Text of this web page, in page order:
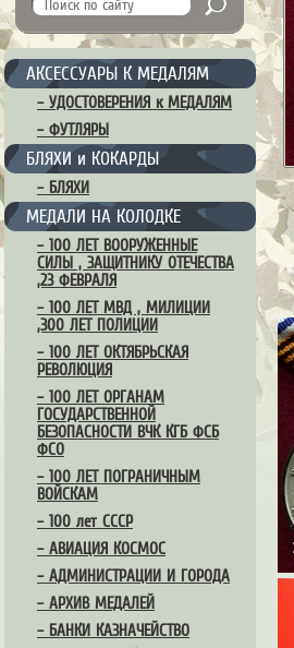
АКСЕССУАРЫ К МЕДАЛЯМ
– УДОСТОВЕРЕНИЯ к МЕДАЛЯМ
– ФУТЛЯРЫ
БЛЯХИ и КОКАРДЫ
– БЛЯХИ
МЕДАЛИ НА КОЛОДКЕ
– 100 ЛЕТ ВООРУЖЕННЫЕ
СИЛЫ , ЗАЩИТНИКУ ОТЕЧЕСТВА
,23 ФЕВРАЛЯ
– 100 ЛЕТ МВД , МИЛИЦИИ
,300 ЛЕТ ПОЛИЦИИ
– 100 ЛЕТ ОКТЯБРЬСКАЯ
РЕВОЛЮЦИЯ
– 100 ЛЕТ ОРГАНАМ
ГОСУДАРСТВЕННОЙ
БЕЗОПАСНОСТИ ВЧК КГБ ФСБ
ФСО
– 100 ЛЕТ ПОГРАНИЧНЫМ
ВОЙСКАМ
– 100 лет СССР
– АВИАЦИЯ КОСМОС
– АДМИНИСТРАЦИИ И ГОРОДА
– АРХИВ МЕДАЛЕЙ
– БАНКИ КАЗНАЧЕЙСТВО